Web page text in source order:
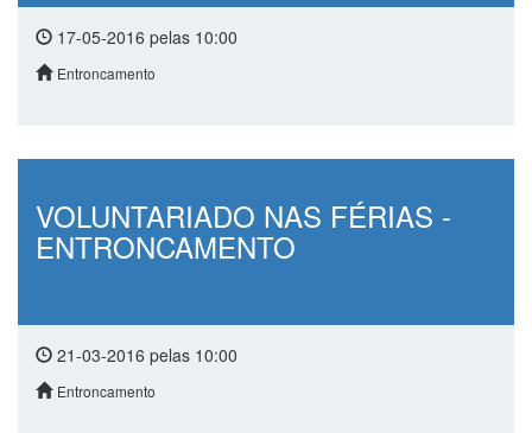
17-05-2016 pelas 10:00
Entroncamento
VOLUNTARIADO NAS FÉRIAS -
ENTRONCAMENTO
21-03-2016 pelas 10:00
Entroncamento